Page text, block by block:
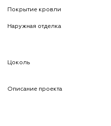
Покрытие кровли
Наружная отделка
Цоколь
Описание проекта